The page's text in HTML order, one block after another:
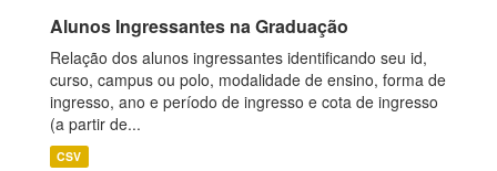
Alunos Ingressantes na Graduação
Relação dos alunos ingressantes identificando seu id,
curso, campus ou polo, modalidade de ensino, forma de
ingresso, ano e período de ingresso e cota de ingresso
(a partir de...
CSV